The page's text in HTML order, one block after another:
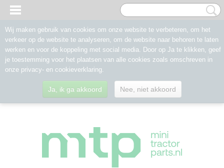
Wij maken gebruik van cookies om onze website te verbeteren, om het
verkeer op de website te analyseren, om de website naar behoren te laten
werken en voor de koppeling met social media. Door op Ja te klikken, geef
je toestemming voor het plaatsen van alle cookies zoals omschreven in
onze privacy- en cookieverklaring.
Ja, ik ga akkoord Nee, niet akkoord